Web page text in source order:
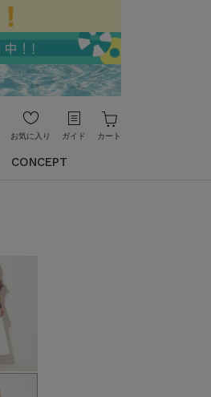
お気に入り ガイド カート
CONCEPT